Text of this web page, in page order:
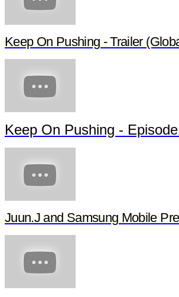
Keep On Pushing - Trailer
Keep On Pushing -
Juun.J and Samsung Mobile